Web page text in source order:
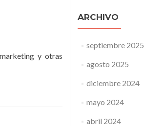
y otras
ARCHIVO
septiembre 2025
agosto 2025
diciembre 2024
mayo 2024
abril 2024